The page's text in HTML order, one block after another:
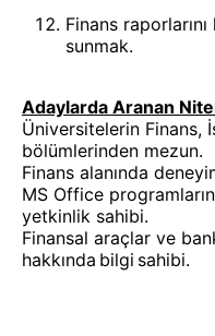
Finans
sunmak.
Adaylarda Aranan
Üniversitelerin Finans,
bölümlerinden mezun.
Finans alanında
MS Office
yetkinlik sahibi.
Finansal araçlar ve
hakkında bilgi sahibi.